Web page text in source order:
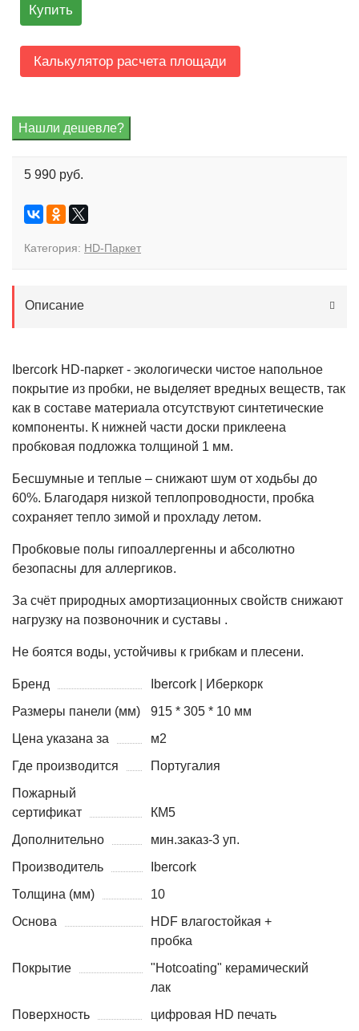
Купить
Калькулятор расчета площади
5 990 руб.
Категория: HD-Паркет
Описание
Ibercork HD-паркет - экологически чистое напольное
покрытие из пробки, не выделяет вредных веществ, так
как в составе материала отсутствуют синтетические
компоненты. К нижней части доски приклеена
пробковая подложка толщиной 1 мм.
Бесшумные и теплые – снижают шум от ходьбы до
60%. Благодаря низкой теплопроводности, пробка
сохраняет тепло зимой и прохладу летом.
Пробковые полы гипоаллергенны и абсолютно
безопасны для аллергиков.
За счёт природных амортизационных свойств снижают
нагрузку на позвоночник и суставы .
Не боятся воды, устойчивы к грибкам и плесени.
Бренд
Ibercork | Иберкорк
Размеры панели (мм)
915 * 305 * 10 мм
Цена указана за
м2
Где производится
Португалия
Пожарный
сертификат
КМ5
Дополнительно
мин.заказ-3 уп.
Производитель
Ibercork
Толщина (мм)
10
Основа
HDF влагостойкая +
пробка
Покрытие
"Hotcoating" керамический
лак
Поверхность
цифровая HD печать